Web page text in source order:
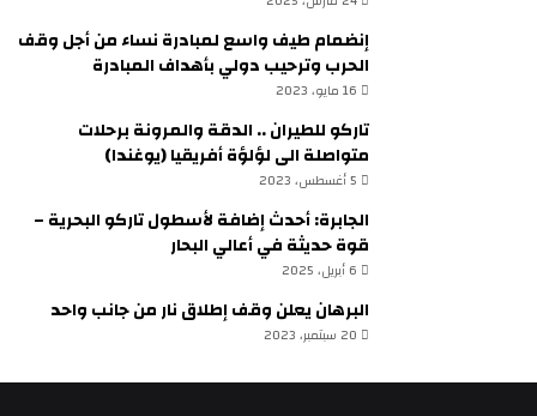
إنضمام طيف واسع لمبادرة نساء من أجل وقف
الحرب وترحيب دولي بأهداف المبادرة
16 مايو، 2023
تاركو للطيران .. الدقة والمرونة برحلات
متواصلة الى لؤلؤة أفريقيا (يوغندا)
5 أغسطس، 2023
الجابرة: أحدث إضافة لأسطول تاركو البحرية –
قوة حديثة في أعالي البحار
6 أبريل، 2025
البرهان يعلن وقف إطلاق نار من جانب واحد
20 سبتمبر، 2023